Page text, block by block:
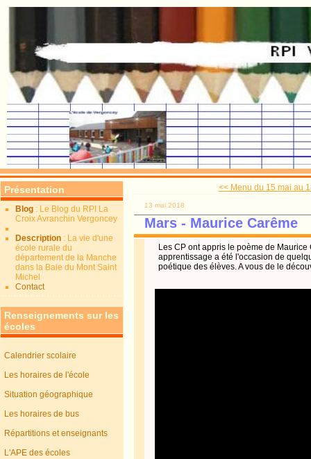
Présentation
Blog : Le Blog du RPI La
Croix Avranchin Vergoncey
Description : La vie d'une
école rurale du
département de la Manche
dans la Baie du Mont Saint
Michel
Contact
Renseignements sur les
écoles
Calendrier scolaire
Les horaires de l'école
Situation géographique
Les horaires de bus
Répartitions et enseignants
L'APE des écoles
<< Menu du 15 mai au
13 mai 2018
Mars - Maurice Carême
Les CP ont appris le poème de
apprentissage a été l'occasion de
poétique des élèves. A vous de le